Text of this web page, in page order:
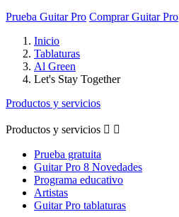
Prueba Guitar Pro Comprar Guitar Pro
Inicio
Tablaturas
Al Green
Let's Stay Together
Productos y servicios
Productos y servicios  
Prueba gratuita
Guitar Pro 8 Novedades
Programa educativo
Artistas
Guitar Pro tablaturas